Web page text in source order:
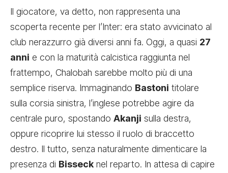
Il giocatore, va detto, non rappresenta una
scoperta recente per l’Inter: era stato avvicinato al
club nerazzurro già diversi anni fa. Oggi, a quasi 27
anni e con la maturità calcistica raggiunta nel
frattempo, Chalobah sarebbe molto più di una
semplice riserva. Immaginando Bastoni titolare
sulla corsia sinistra, l’inglese potrebbe agire da
centrale puro, spostando Akanji sulla destra,
oppure ricoprire lui stesso il ruolo di braccetto
destro. Il tutto, senza naturalmente dimenticare la
presenza di Bisseck nel reparto. In attesa di capire